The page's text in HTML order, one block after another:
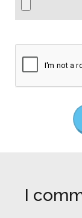
I